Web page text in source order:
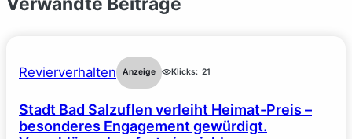
Revierverhalten Anzeige Klicks: 21
Stadt Bad Salzuflen verleiht Heimat-Preis –
besonderes Engagement gewürdigt.